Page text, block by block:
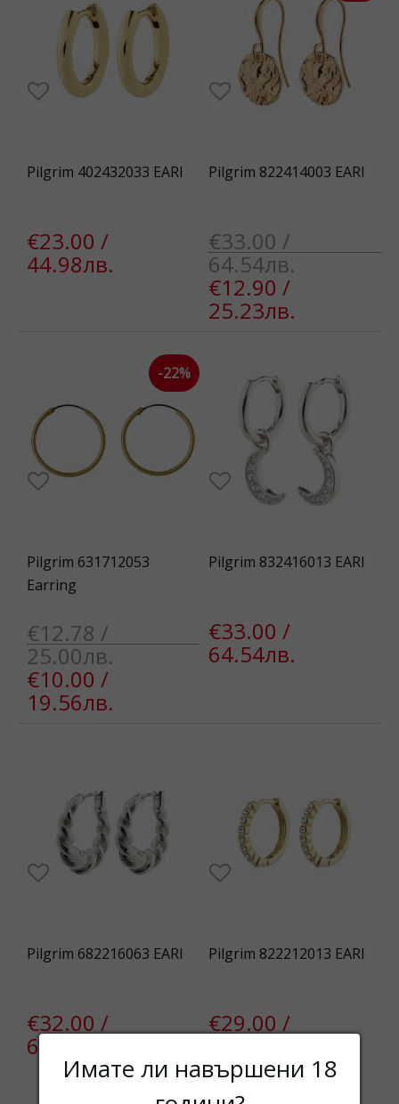
Pilgrim 402432033 EARI
€23.00 /
44.98лв.
Pilgrim 822414003 EARI
€33.00 /
64.54лв.
€12.90 /
25.23лв.
Pilgrim 631712053
Earring
€12.78 /
25.00лв.
€10.00 /
19.56лв.
-22%
Pilgrim 832416013 EARI
€33.00 /
64.54лв.
Pilgrim 682216063 EARI
€32.00 /
62.59лв.
Pilgrim 822212013 EARI
€29.00 /
Имате ли навършени 18